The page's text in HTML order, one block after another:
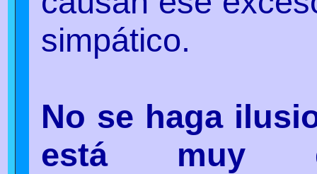
simpático.
No se haga
está muy